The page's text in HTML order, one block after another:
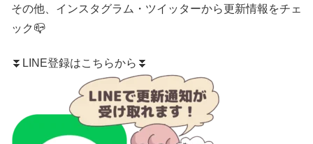
その他、 インスタグラム ・ ツイッターから更新情報をチェ
ック📪
⏬LINE登録はこちらから⏬